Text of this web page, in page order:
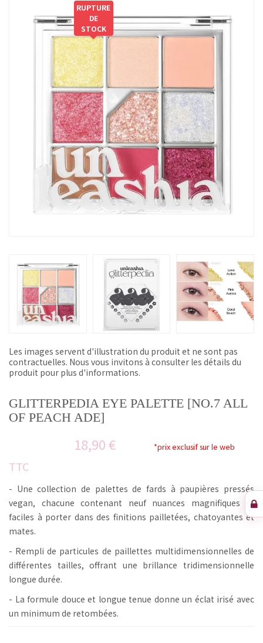
RUPTURE
DE
STOCK
Les images servent d'illustration du produit et ne sont pas
contractuelles. Nous vous invitons à consulter les détails du
produit pour plus d'informations.
GLITTERPEDIA EYE PALETTE [NO.7 ALL
OF PEACH ADE]
18,90 € *prix exclusif sur le web
TTC
- Une collection de palettes de fards à paupières pressés
vegan, chacune contenant neuf nuances magnifiques et
faciles à porter dans des finitions pailletées, chatoyantes et
mates.
- Rempli de particules de paillettes multidimensionnelles de
différentes tailles, offrant une brillance tridimensionnelle
longue durée.
- La formule douce et longue tenue donne un éclat irisé avec
un minimum de retombées.